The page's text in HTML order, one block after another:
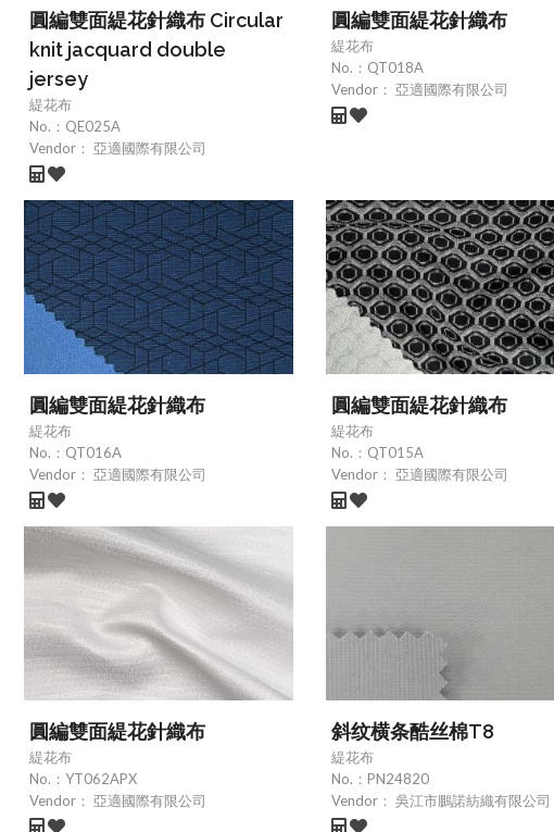
圓編雙面緹花針織布 Circular
knit jacquard double
jersey
緹花布
No.： QE025A
Vendor： 亞適國際有限公司
圓編雙面緹花針織布
緹花布
No.： QT018A
Vendor： 亞適國際有限公司
圓編雙面緹花針織布
緹花布
No.： QT016A
Vendor： 亞適國際有限公司
圓編雙面緹花針織布
緹花布
No.： QT015A
Vendor： 亞適國際有限公司
圓編雙面緹花針織布
緹花布
No.： YT062APX
Vendor： 亞適國際有限公司
斜纹横条酷丝棉T8
緹花布
No.： PN24820
Vendor： 吳江市鵬諾紡織有限公司